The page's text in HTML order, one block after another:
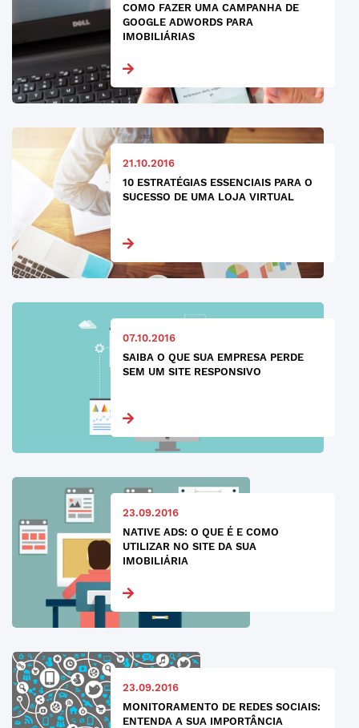
COMO FAZER UMA CAMPANHA DE
GOOGLE ADWORDS PARA
IMOBILIÁRIAS
21.10.2016
10 ESTRATÉGIAS ESSENCIAIS PARA O
SUCESSO DE UMA LOJA VIRTUAL
07.10.2016
SAIBA O QUE SUA EMPRESA PERDE
SEM UM SITE RESPONSIVO
23.09.2016
NATIVE ADS: O QUE É E COMO
UTILIZAR NO SITE DA SUA
IMOBILIÁRIA
23.09.2016
MONITORAMENTO DE REDES SOCIAIS:
ENTENDA A SUA IMPORTÂNCIA